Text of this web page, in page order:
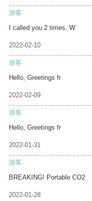
游客
I called you 2 times. W
2022-02-10
游客
Hello, Greetings fr
2022-02-09
游客
Hello, Greetings fr
2022-01-31
游客
BREAKING! Portable CO2
2022-01-28